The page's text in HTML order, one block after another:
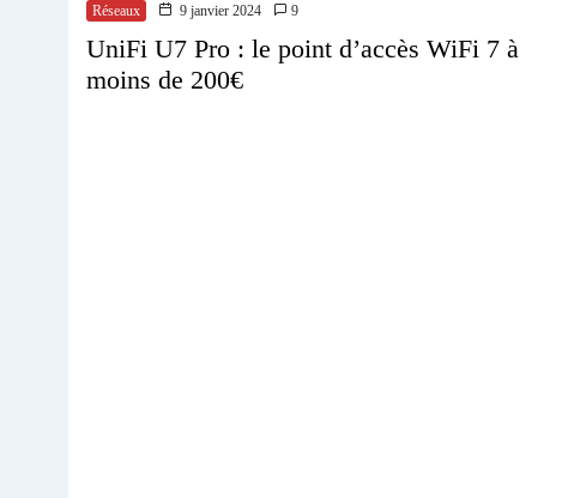
Réseaux 9 janvier 2024 9
UniFi U7 Pro : le point d’accès WiFi 7 à
moins de 200€